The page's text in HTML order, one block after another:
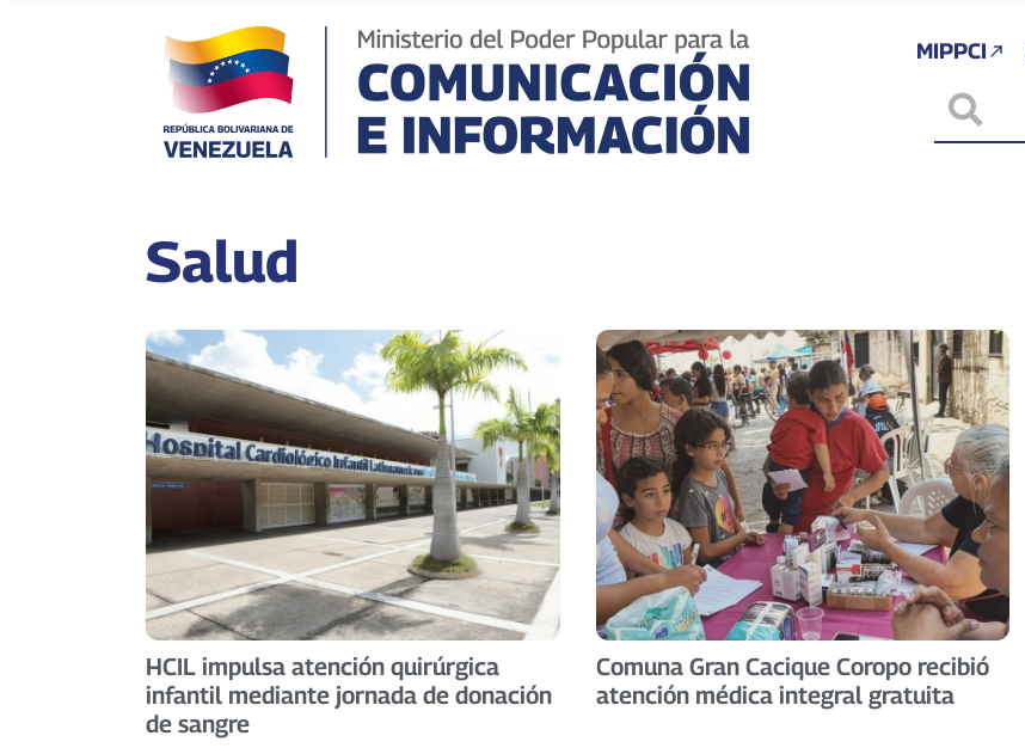
MIPPCI
Salud
HCIL impulsa atención quirúrgica
infantil mediante jornada de donación
de sangre
Comuna Gran Cacique Coropo recibió
atención médica integral gratuita